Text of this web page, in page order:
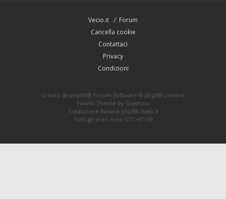
Vecio.it
Forum
Cancella cookie
Contattaci
Privacy
Condizioni
Creato da phpBB® Forum Software © phpBB Limited
Hawiki Theme by Gramziu
Traduzione Italiana phpBB-Italia.it
Tutti gli orari sono UTC+01:00